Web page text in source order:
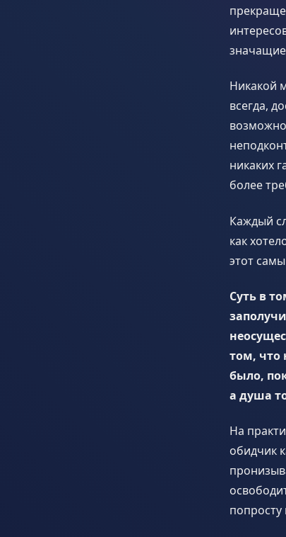
Никакой
всегда,
никаких
более
Каждый
как
этот
Суть в
том, что
было,
а душа
На
обидчик